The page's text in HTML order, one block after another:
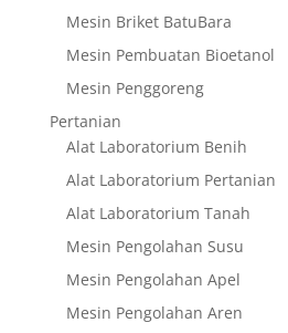
Mesin Briket BatuBara
Mesin Pembuatan Bioetanol
Mesin Penggoreng
Pertanian
Alat Laboratorium Benih
Alat Laboratorium Pertanian
Alat Laboratorium Tanah
Mesin Pengolahan Susu
Mesin Pengolahan Apel
Mesin Pengolahan Aren